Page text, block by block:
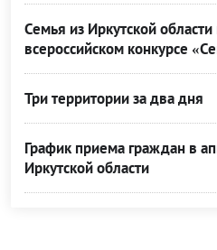
Семья из Иркутской
всероссийском конкурсе
Три территории за два дня
График приема граждан в
Иркутской области